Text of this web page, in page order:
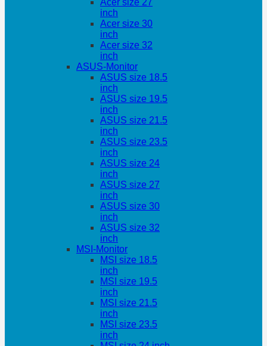
Acer size 27
inch
Acer size 30
inch
Acer size 32
inch
ASUS-Monitor
ASUS size 18.5
inch
ASUS size 19.5
inch
ASUS size 21.5
inch
ASUS size 23.5
inch
ASUS size 24
inch
ASUS size 27
inch
ASUS size 30
inch
ASUS size 32
inch
MSI-Monitor
MSI size 18.5
inch
MSI size 19.5
inch
MSI size 21.5
inch
MSI size 23.5
inch